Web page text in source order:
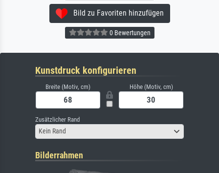
Bild zu Favoriten hinzufügen
0 Bewertungen
Kunstdruck konfigurieren
Breite (Motiv, cm) Höhe (Motiv, cm)
Zusätzlicher Rand
Kein Rand
Bilderrahmen